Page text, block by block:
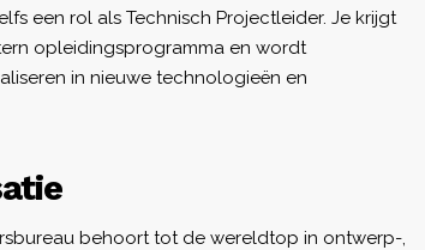
een rol als Technisch Projectleider. Je krijgt
opleidingsprogramma en wordt
in nieuwe technologieën en
behoort tot de wereldtop in ontwerp-,